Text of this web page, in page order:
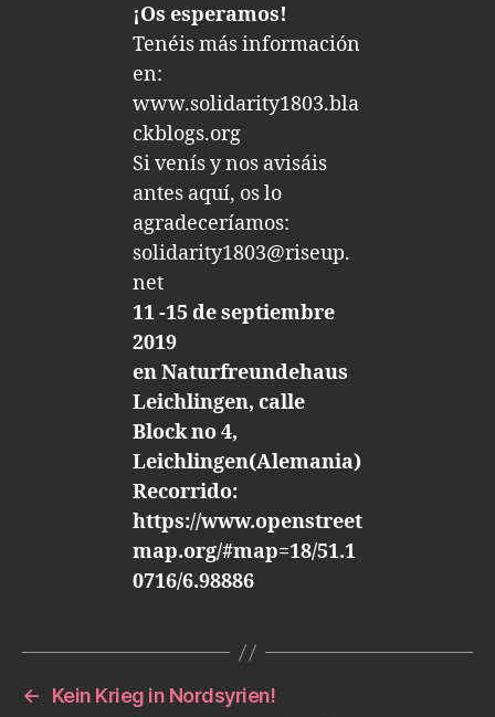
¡Os esperamos!
Tenéis más información
en:
www.solidarity1803.bla
ckblogs.org
Si venís y nos avisáis
antes aquí, os lo
agradeceríamos:
solidarity1803@riseup.
net
11 -15 de septiembre
2019
en Naturfreundehaus
Leichlingen, calle
Block no 4,
Leichlingen(Alemania)
Recorrido:
https://www.openstreet
map.org/#map=18/51.1
0716/6.98886
←
Kein Krieg in Nordsyrien!